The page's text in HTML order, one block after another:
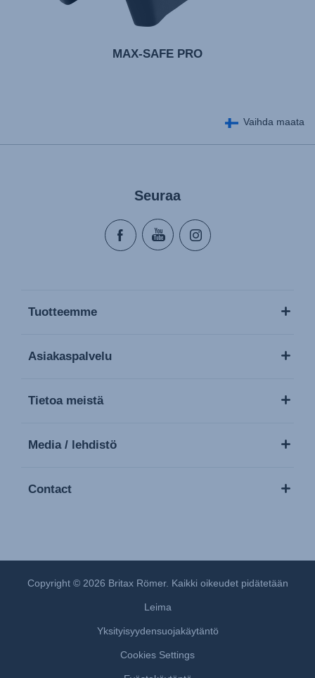
MAX-SAFE PRO
Vaihda maata
Seuraa
Tuotteemme
Asiakaspalvelu
Tietoa meistä
Media / lehdistö
Contact
Copyright © 2026 Britax Römer. Kaikki oikeudet pidätetään
Leima
Yksityisyydensuojakäytäntö
Cookies Settings